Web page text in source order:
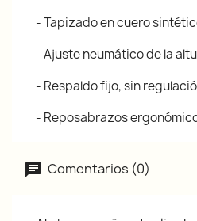
- Tapizado en cuero
- Ajuste neumático de la
- Respaldo fijo, sin
- Reposabrazos
Comentarios (0)